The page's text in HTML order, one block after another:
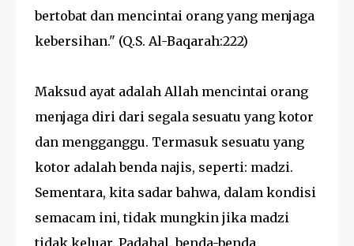
bertobat dan mencintai orang yang menjaga
kebersihan." (Q.S. Al-Baqarah:222)
Maksud ayat adalah Allah mencintai orang
menjaga diri dari segala sesuatu yang kotor
dan mengganggu. Termasuk sesuatu yang
kotor adalah benda najis, seperti: madzi.
Sementara, kita sadar bahwa, dalam kondisi
semacam ini, tidak mungkin jika madzi